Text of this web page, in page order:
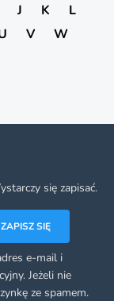
J K
L
V
W
się zapisać.
ZAPISZ SIĘ
e-mail i
Jeżeli nie
ze spamem.